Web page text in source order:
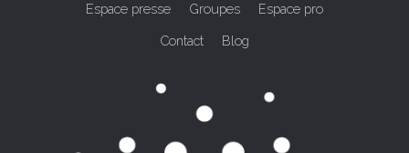
Espace presse Groupes Espace pro
Contact Blog